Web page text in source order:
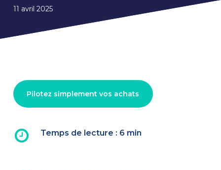
11 avril 2025
Pilotez simplement vos achats
Temps de lecture : 6 min